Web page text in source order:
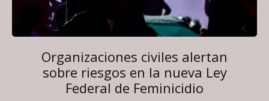
Organizaciones civiles alertan
sobre riesgos en la nueva Ley
Federal de Feminicidio